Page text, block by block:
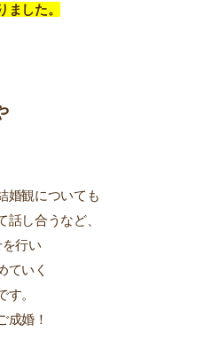
した。
婚観についても
話し合うなど、
行い
ていく
。
成婚！